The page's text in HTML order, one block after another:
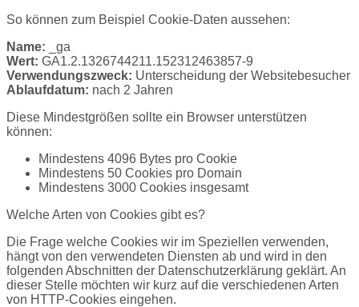
So können zum Beispiel Cookie-Daten aussehen:
Name: _ga
Wert: GA1.2.1326744211.152312463857-9
Verwendungszweck: Unterscheidung der Websitebesucher
Ablaufdatum: nach 2 Jahren
Diese Mindestgrößen sollte ein Browser unterstützen
können:
Mindestens 4096 Bytes pro Cookie
Mindestens 50 Cookies pro Domain
Mindestens 3000 Cookies insgesamt
Welche Arten von Cookies gibt es?
Die Frage welche Cookies wir im Speziellen verwenden,
hängt von den verwendeten Diensten ab und wird in den
folgenden Abschnitten der Datenschutzerklärung geklärt. An
dieser Stelle möchten wir kurz auf die verschiedenen Arten
von HTTP-Cookies eingehen.